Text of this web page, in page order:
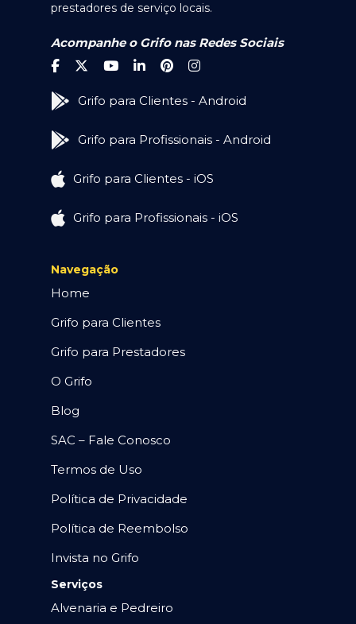
prestadores de serviço locais.
Acompanhe o Grifo nas Redes Sociais
Grifo para Clientes - Android
Grifo para Profissionais - Android
Grifo para Clientes - iOS
Grifo para Profissionais - iOS
Navegação
Home
Grifo para Clientes
Grifo para Prestadores
O Grifo
Blog
SAC – Fale Conosco
Termos de Uso
Política de Privacidade
Política de Reembolso
Invista no Grifo
Serviços
Alvenaria e Pedreiro